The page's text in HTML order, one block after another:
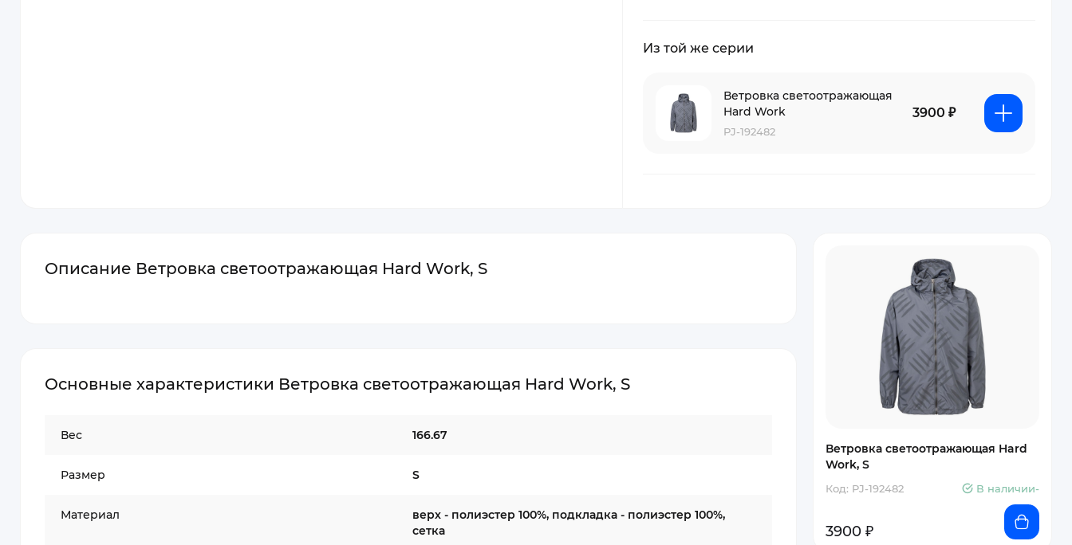
Из той же серии
Ветровка светоотражающая
Hard Work
PJ-192482
3900 ₽
Описание Ветровка светоотражающая Hard Work, S
Основные характеристики Ветровка светоотражающая Hard Work, S
Вес 166.67
Размер S
Материал
верх - полиэстер 100%, подкладка - полиэстер 100%,
сетка
Ветровка светоотражающая Hard
Work, S
Код: PJ-192482 В наличии-
3900 ₽